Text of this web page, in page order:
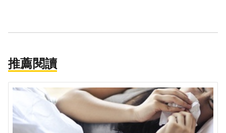
推薦閱讀